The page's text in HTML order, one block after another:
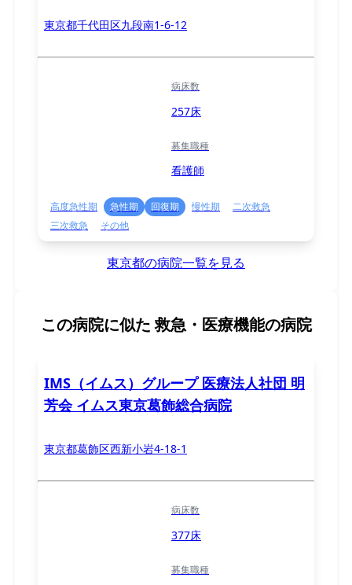
東京都千代田区九段南1-6-12
病床数
257床
募集職種
看護師
高度急性期 急性期 回復期 慢性期
二次救急
三次救急
その他
東京都の病院一覧を見る
この病院に似た 救急・医療機能の病院
IMS（イムス）グループ 医療法人社団 明
芳会 イムス東京葛飾総合病院
東京都葛飾区西新小岩4-18-1
病床数
377床
募集職種